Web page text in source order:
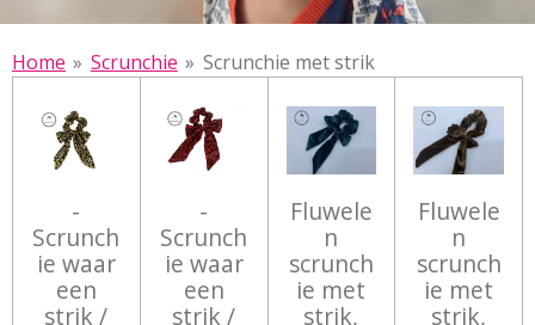
Home » Scrunchie » Scrunchie met strik
-
Scrunch
ie waar
een
strik /
-
Scrunch
ie waar
een
strik /
Fluwele
n
scrunch
ie met
strik,
Fluwele
n
scrunch
ie met
strik,